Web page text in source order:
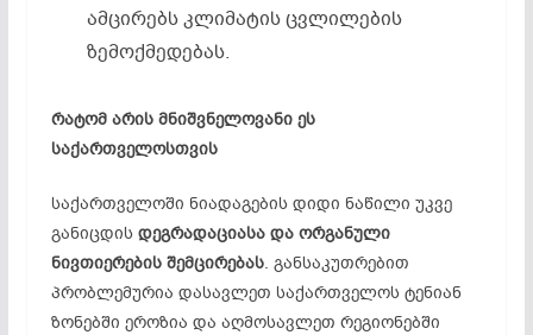
ამცირებს კლიმატის ცვლილების
ზემოქმედებას.
რატომ არის მნიშვნელოვანი ეს
საქართველოსთვის
საქართველოში ნიადაგების დიდი ნაწილი უკვე
განიცდის დეგრადაციასა და ორგანული
ნივთიერების შემცირებას. განსაკუთრებით
პრობლემურია დასავლეთ საქართველოს ტენიან
ზონებში ეროზია და აღმოსავლეთ რეგიონებში